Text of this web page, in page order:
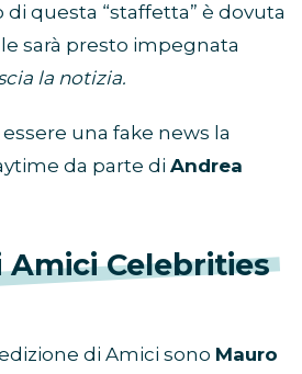
di questa “staffetta” è dovuta
sarà presto impegnata
la notizia.
una fake news la
da parte di Andrea
Celebrities
di Amici sono Mauro